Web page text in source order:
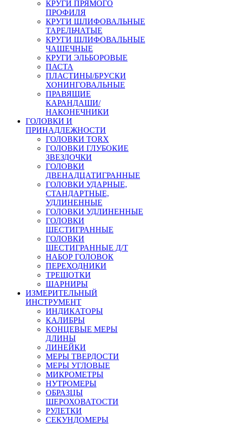
КРУГИ ПРЯМОГО
ПРОФИЛЯ
КРУГИ ШЛИФОВАЛЬНЫЕ
ТАРЕЛЬЧАТЫЕ
КРУГИ ШЛИФОВАЛЬНЫЕ
ЧАШЕЧНЫЕ
КРУГИ ЭЛЬБОРОВЫЕ
ПАСТА
ПЛАСТИНЫ/БРУСКИ
ХОНИНГОВАЛЬНЫЕ
ПРАВЯЩИЕ
КАРАНДАШИ/
НАКОНЕЧНИКИ
ГОЛОВКИ И
ПРИНАДЛЕЖНОСТИ
ГОЛОВКИ TORX
ГОЛОВКИ ГЛУБОКИЕ
ЗВЕЗДОЧКИ
ГОЛОВКИ
ДВЕНАДЦАТИГРАННЫЕ
ГОЛОВКИ УДАРНЫЕ,
СТАНДАРТНЫЕ,
УДЛИНЕННЫЕ
ГОЛОВКИ УДЛИНЕННЫЕ
ГОЛОВКИ
ШЕСТИГРАННЫЕ
ГОЛОВКИ
ШЕСТИГРАННЫЕ Д/Т
НАБОР ГОЛОВОК
ПЕРЕХОДНИКИ
ТРЕЩОТКИ
ШАРНИРЫ
ИЗМЕРИТЕЛЬНЫЙ
ИНСТРУМЕНТ
ИНДИКАТОРЫ
КАЛИБРЫ
КОНЦЕВЫЕ МЕРЫ
ДЛИНЫ
ЛИНЕЙКИ
МЕРЫ ТВЕРДОСТИ
МЕРЫ УГЛОВЫЕ
МИКРОМЕТРЫ
НУТРОМЕРЫ
ОБРАЗЦЫ
ШЕРОХОВАТОСТИ
РУЛЕТКИ
СЕКУНДОМЕРЫ